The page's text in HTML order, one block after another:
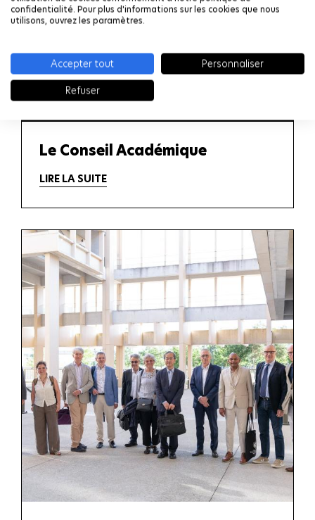
confidentialité. Pour plus d'informations sur les cookies que nous
utilisons, ouvrez les paramètres.
Accepter tout
Personnaliser
Refuser
Le Conseil Académique
LIRE LA SUITE